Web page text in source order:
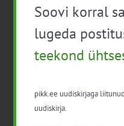
Pikk.ee
Soovi korral
lugeda
teekond
pikk.ee uudiskirjaga
uudiskirja.